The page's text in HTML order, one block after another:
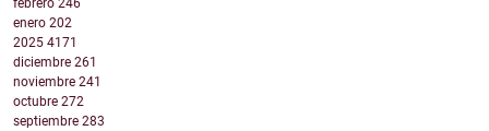
febrero 246
enero 202
2025 4171
diciembre 261
noviembre 241
octubre 272
septiembre 283